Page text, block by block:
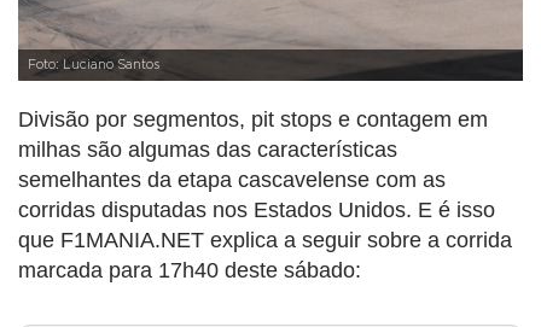
Foto: Luciano Santos
Divisão por segmentos, pit stops e contagem em
milhas são algumas das características
semelhantes da etapa cascavelense com as
corridas disputadas nos Estados Unidos. E é isso
que F1MANIA.NET explica a seguir sobre a corrida
marcada para 17h40 deste sábado: